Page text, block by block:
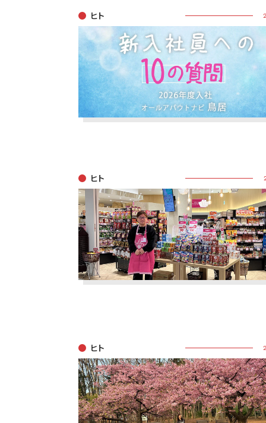
ヒト
ヒト
ヒト